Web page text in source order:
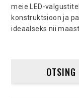
meie LED-
konstruktsioon ja
ideaalseks nii